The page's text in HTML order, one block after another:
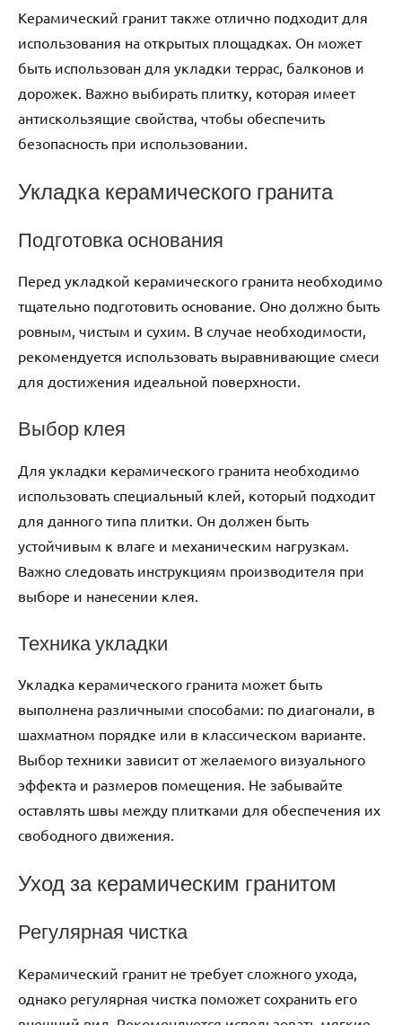
Керамический гранит также отлично подходит для
использования на открытых площадках. Он может
быть использован для укладки террас, балконов и
дорожек. Важно выбирать плитку, которая имеет
антискользящие свойства, чтобы обеспечить
безопасность при использовании.
Укладка керамического гранита
Подготовка основания
Перед укладкой керамического гранита необходимо
тщательно подготовить основание. Оно должно быть
ровным, чистым и сухим. В случае необходимости,
рекомендуется использовать выравнивающие смеси
для достижения идеальной поверхности.
Выбор клея
Для укладки керамического гранита необходимо
использовать специальный клей, который подходит
для данного типа плитки. Он должен быть
устойчивым к влаге и механическим нагрузкам.
Важно следовать инструкциям производителя при
выборе и нанесении клея.
Техника укладки
Укладка керамического гранита может быть
выполнена различными способами: по диагонали, в
шахматном порядке или в классическом варианте.
Выбор техники зависит от желаемого визуального
эффекта и размеров помещения. Не забывайте
оставлять швы между плитками для обеспечения их
свободного движения.
Уход за керамическим гранитом
Регулярная чистка
Керамический гранит не требует сложного ухода,
однако регулярная чистка поможет сохранить его